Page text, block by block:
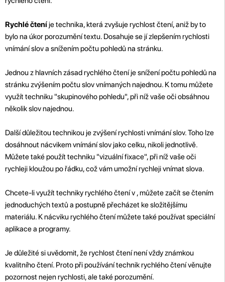
Rychlé čteníje technika, která zvyšuje rychlost čtení, aniž by to
bylo na úkor porozumění textu. Dosahuje se jí zlepšením rychlosti
vnímání slov a snížením počtu pohledů na stránku.
Jednou z hlavních zásad rychlého čtení je snížení počtu pohledů na
stránku zvýšením počtu slov vnímaných najednou. K tomu můžete
využít techniku "skupinového pohledu", při níž vaše oči obsáhnou
několik slov najednou.
Další důležitou technikou je zvýšení rychlosti vnímání slov. Toho lze
dosáhnout nácvikem vnímání slov jako celku, nikoli jednotlivě.
Můžete také použít techniku "vizuální fixace", při níž vaše oči
rychleji kloužou po řádku, což vám umožní rychleji vnímat slova.
Chcete-li využít techniky rychlého čtení v , můžete začít se čtením
jednoduchých textů a postupně přecházet ke složitějšímu
materiálu. K nácviku rychlého čtení můžete také používat speciální
aplikace a programy.
Je důležité si uvědomit, že rychlost čtení není vždy známkou
kvalitního čtení. Proto při používání technik rychlého čtení věnujte
pozornost nejen rychlosti, ale také porozumění.